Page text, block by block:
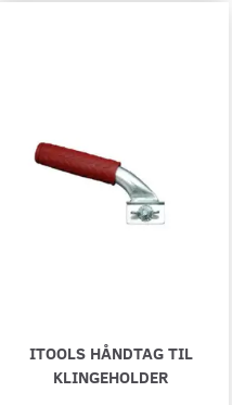
ITOOLS HÅNDTAG TIL
KLINGEHOLDER